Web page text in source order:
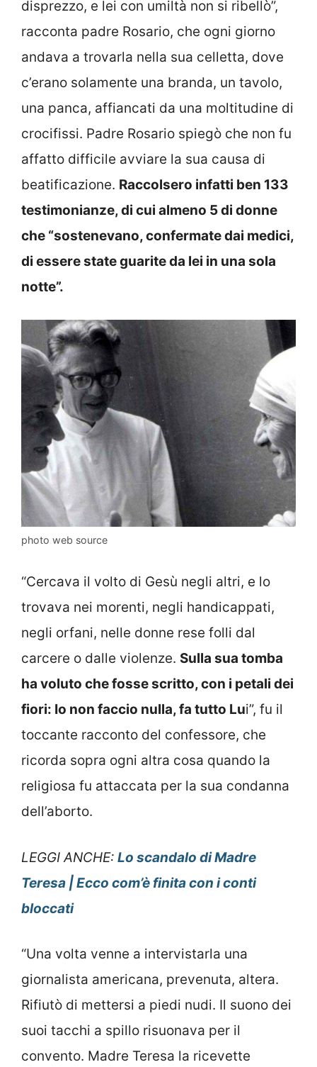
disprezzo, e lei con umiltà non si ribellò”,
racconta padre Rosario, che ogni giorno
andava a trovarla nella sua celletta, dove
c’erano solamente una branda, un tavolo,
una panca, affiancati da una moltitudine di
crocifissi. Padre Rosario spiegò che non fu
affatto difficile avviare la sua causa di
beatificazione. Raccolsero infatti ben 133
testimonianze, di cui almeno 5 di donne
che “sostenevano, confermate dai medici,
di essere state guarite da lei in una sola
notte”.
photo web source
“Cercava il volto di Gesù negli altri, e lo
trovava nei morenti, negli handicappati,
negli orfani, nelle donne rese folli dal
carcere o dalle violenze. Sulla sua tomba
ha voluto che fosse scritto, con i petali dei
fiori: Io non faccio nulla, fa tutto Lui”, fu il
toccante racconto del confessore, che
ricorda sopra ogni altra cosa quando la
religiosa fu attaccata per la sua condanna
dell’aborto.
LEGGI ANCHE: Lo scandalo di Madre
Teresa | Ecco com’è finita con i conti
bloccati
“Una volta venne a intervistarla una
giornalista americana, prevenuta, altera.
Rifiutò di mettersi a piedi nudi. Il suono dei
suoi tacchi a spillo risuonava per il
convento. Madre Teresa la ricevette